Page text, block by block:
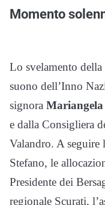
Momento
Lo svelamento
suono dell’Inno
signora
e dalla Consigliera
Valandro. A seguire
Stefano, le
Presidente dei
regionale Scurati,